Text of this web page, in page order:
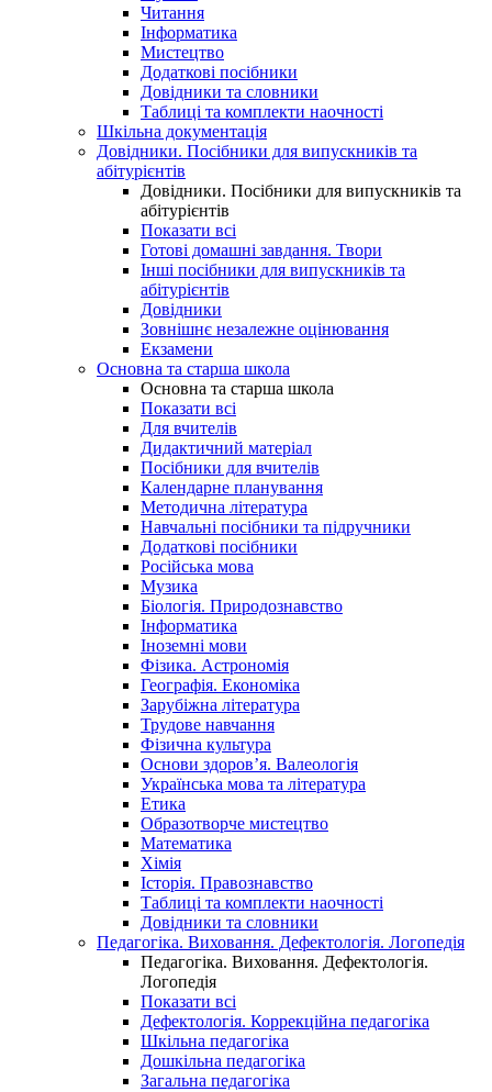
Читання
Інформатика
Мистецтво
Додаткові посібники
Довідники та словники
Таблиці та комплекти наочності
Шкільна документація
Довідники. Посібники для випускників та
абітурієнтів
Довідники. Посібники для випускників та
абітурієнтів
Показати всі
Готові домашні завдання. Твори
Інші посібники для випускників та
абітурієнтів
Довідники
Зовнішнє незалежне оцінювання
Екзамени
Основна та старша школа
Основна та старша школа
Показати всі
Для вчителів
Дидактичний матеріал
Посібники для вчителів
Календарне планування
Методична література
Навчальні посібники та підручники
Додаткові посібники
Російська мова
Музика
Біологія. Природознавство
Інформатика
Іноземні мови
Фізика. Астрономія
Географія. Економіка
Зарубіжна література
Трудове навчання
Фізична культура
Основи здоров’я. Валеологія
Українська мова та література
Етика
Образотворче мистецтво
Математика
Хімія
Історія. Правознавство
Таблиці та комплекти наочності
Довідники та словники
Педагогіка. Виховання. Дефектологія. Логопедія
Педагогіка. Виховання. Дефектологія.
Логопедія
Показати всі
Дефектологія. Коррекційна педагогіка
Шкільна педагогіка
Дошкільна педагогіка
Загальна педагогіка